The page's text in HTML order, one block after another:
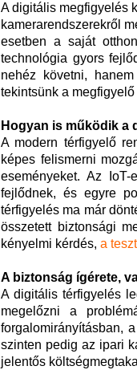
A digitális megfigyelés
kamerarendszerekről
esetben a saját
technológia gyors
nehéz követni,
tekintsünk a
Hogyan is működik a
A modern térfigyelő
képes felismerni
eseményeket. Az
fejlődnek, és egyre
térfigyelés ma már
összetett biztonsági
kényelmi kérdés, a
A biztonság ígérete,
A digitális térfigyelés
megelőzni a
forgalomirányításban,
szinten pedig az ipari
jelentős